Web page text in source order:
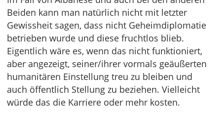
Beiden kann man natürlich nicht mit letzter
Gewissheit sagen, dass nicht Geheimdiplomatie
betrieben wurde und diese fruchtlos blieb.
Eigentlich wäre es, wenn das nicht funktioniert,
aber angezeigt, seiner/ihrer vormals geäußerten
humanitären Einstellung treu zu bleiben und
auch öffentlich Stellung zu beziehen. Vielleicht
würde das die Karriere oder mehr kosten.